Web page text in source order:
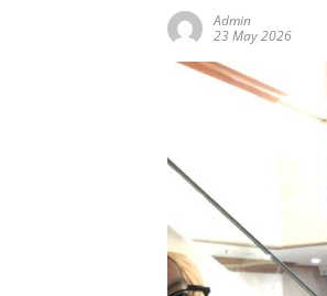
Admin
23 May 2026